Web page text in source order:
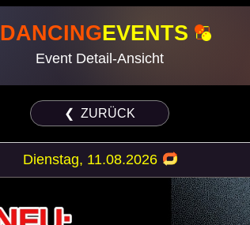
DANCINGEVENTS
Event Detail-Ansicht
❮ ZURÜCK
Dienstag, 11.08.2026